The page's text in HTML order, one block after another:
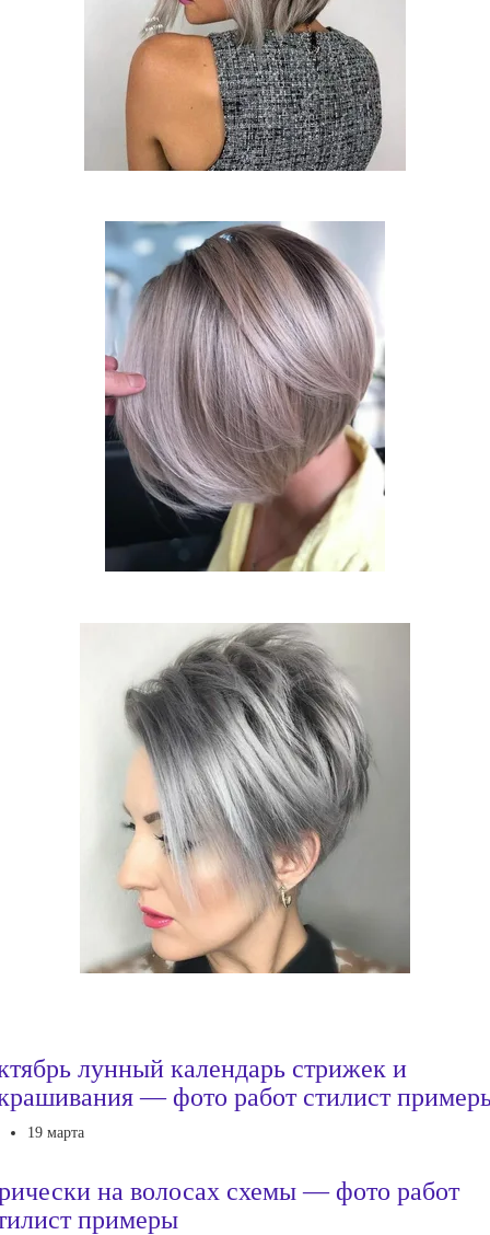
лунный календарь стрижек и
— фото работ стилист
19 марта
на волосах схемы — фото работ
примеры